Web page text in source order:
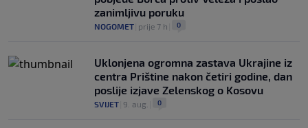
zanimljivu poruku
NOGOMET prije 7 h 0
Uklonjena ogromna zastava Ukrajine iz
centra Prištine nakon četiri godine, dan
poslije izjave Zelenskog o Kosovu
SVIJET 9. aug. 0